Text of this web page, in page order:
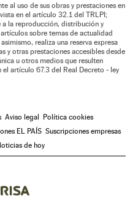
al uso de sus obras y prestaciones en
en el artículo 32.1 del TRLPI;
a la reproducción, distribución y
sobre temas de actualidad
realiza una reserva expresa
y otras prestaciones accesibles desde
u otros medios que resulten
artículo 67.3 del Real Decreto - ley
Aviso legal Política cookies
EL PAÍS Suscripciones empresas
de hoy